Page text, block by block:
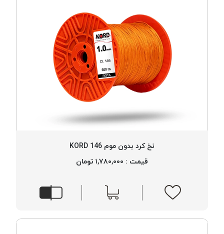
نخ کرد بدون موم 146 KORD
قیمت : ۱,۷۸۰,۰۰۰ تومان